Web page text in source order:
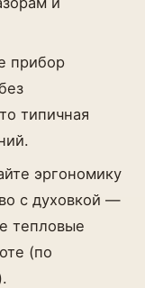
прибор
типичная
эргономику
с духовкой —
тепловые
(по